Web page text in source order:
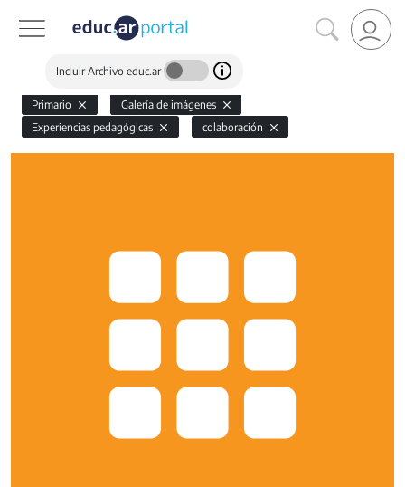
Incluir Archivo educ.ar
Primario
Galería de imágenes
Experiencias pedagógicas
colaboración